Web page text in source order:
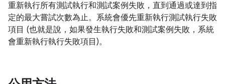
重新執行所有測試執行和測試案例失敗，直到通過或達到指
定的最大嘗試次數為止。系統會優先重新執行測試執行失敗
項目 (也就是說，如果發生執行失敗和測試案例失敗，系統
會重新執行執行失敗項目)。